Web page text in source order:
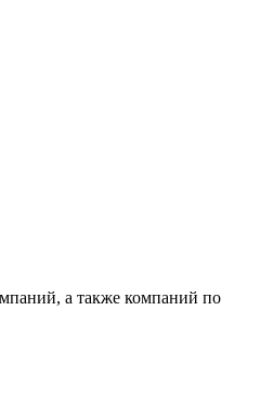
а также компаний по